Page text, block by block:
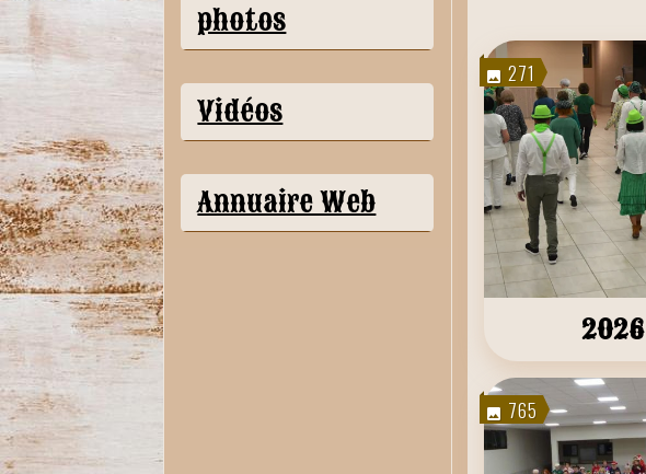
271
2026
765
photos
Vidéos
Annuaire Web